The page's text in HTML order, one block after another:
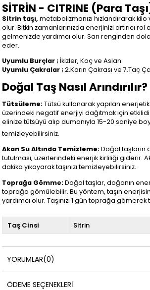
SİTRİN - CITRINE (Para
Sitrin taşı,metabolizmanızı hızlandırarak
olur. Bitkin zamanlarınızda enerjinizi artırıcı
gelmenizde yardımcı olur. Sarı renginden
eder.
Uyumlu Burçlar ; İkizler, Koç ve Aslan
Uyumlu Çakralar ;2.Karın Çakrası ve 7.Taç
Doğal Taş Nasıl Arındırılır?
Tütsüleme:Tütsü kullanarak yapılan enerjetik
üzerindeki negatif enerjiyi dağıtmak için
elinize tütsüyü alıp dumanıyla 15-20 saniye
temizleyebilirsiniz.
Akan Su Altında Temizleme:Doğal taşların
tutulması, üzerlerindeki enerjik kirliliği giderir.
dakika yıkayarak taşınızı temizleyebilirsiniz.
Toprağa Gömme:Doğal taşlar, doğanın
toprağa gömülebilir. Bu yöntem, taşın
yardımcı olur. Taşınızı 1 gün toprağa
Taş Cinsi Sitrin
YORUMLAR(0)
ÖDEME SEÇENEKLERI